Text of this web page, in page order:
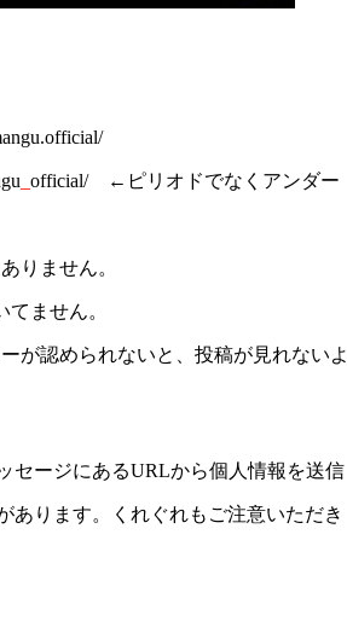
official/ ←ピリオドでなくアンダー
りません。
ません。
が認められないと、投稿が見れないよ
セージにあるURLから個人情報を送信
あります。くれぐれもご注意いただき